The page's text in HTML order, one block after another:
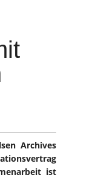
Archives
ist